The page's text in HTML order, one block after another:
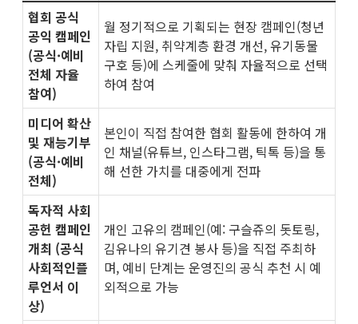
협회 공식
공익 캠페인
(공식·예비
전체 자율
참여)
월 정기적으로 기획되는 현장 캠페인(청년
자립 지원, 취약계층 환경 개선, 유기동물
구호 등)에 스케줄에 맞춰 자율적으로 선택
하여 참여
미디어 확산
및 재능기부
(공식·예비
전체)
본인이 직접 참여한 협회 활동에 한하여 개
인 채널(유튜브, 인스타그램, 틱톡 등)을 통
해 선한 가치를 대중에게 전파
독자적 사회
공헌 캠페인
개최 (공식
사회적인플
루언서 이
상)
개인 고유의 캠페인(예: 구슬쥬의 돗토링,
김유나의 유기견 봉사 등)을 직접 주최하
며, 예비 단계는 운영진의 공식 추천 시 예
외적으로 가능